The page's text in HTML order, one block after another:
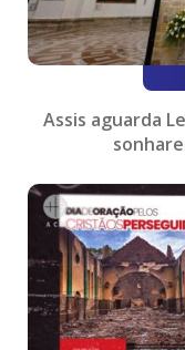
Assis aguarda